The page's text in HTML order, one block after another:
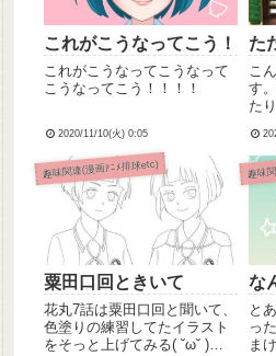
これがこうなってこう！
これがこうなってこうなって
こうなってこう！！！！
2020/11/10(火) 0:05
た
こ
す
た
に
間
り
入
初
を
趣味関連(漫画ｱﾆﾒ排球etc)
粟田口回ときいて
花丸7話は粟田口回と聞いて、
色塗りの練習してたイラスト
をそっと上げてみる( ˘ω˘ )平
趣味
な
と
っ
ま